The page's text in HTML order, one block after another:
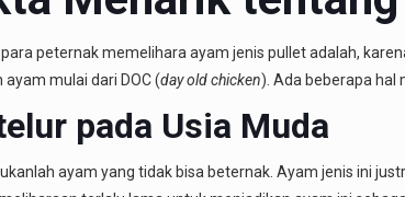
peternak memelihara ayam jenis pullet adalah,
mulai dari DOC (day old chicken). Ada beberapa hal
pada Usia Muda
ayam yang tidak bisa beternak. Ayam jenis ini